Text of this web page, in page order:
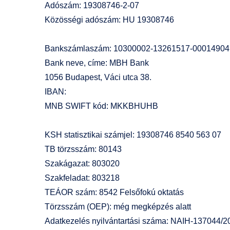
Adószám: 19308746-2-07
Közösségi adószám: HU 19308746
Bankszámlaszám: 10300002-13261517-00014904
Bank neve, címe: MBH Bank
1056 Budapest, Váci utca 38.
IBAN:
MNB SWIFT kód: MKKBHUHB
KSH statisztikai számjel: 19308746 8540 563 07
TB törzsszám: 80143
Szakágazat: 803020
Szakfeladat: 803218
TEÁOR szám: 8542 Felsőfokú oktatás
Törzsszám (OEP): még megképzés alatt
Adatkezelés nyilvántartási száma: NAIH-137044/